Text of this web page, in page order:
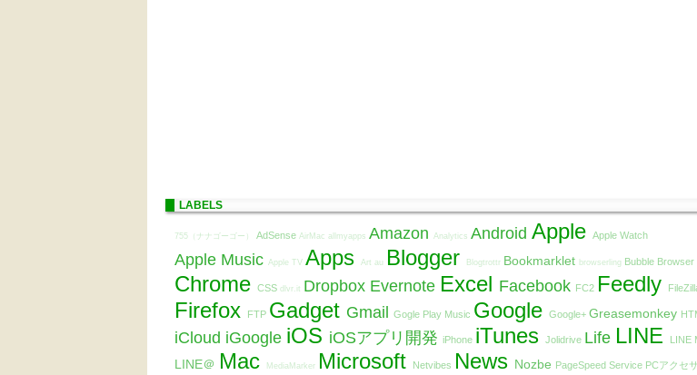
LABELS
755（ナナゴーゴー） AdSense AirMac allmyapps Amazon Analytics Android Apple Apple Watch
Apple Music Apple TV Apps Art au Blogger Blogtrottr Bookmarklet browserling Bubble Browser
Chrome CSS dlvr.it Dropbox Evernote Excel Facebook FC2 Feedly
Firefox FTP Gadget Gmail Gogle Play Music Google Google+ Greasemonkey
iCloud iGoogle iOS iOSアプリ開発 iPhone iTunes Jolidrive Life LINE LINE
LINE＠ Mac MediaMarker Microsoft Netvibes News Nozbe PageSpeed Service PCアクセ